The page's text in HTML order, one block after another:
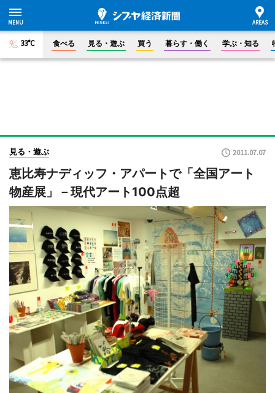
33°C 食べる 見る・遊ぶ 買う 暮らす・働く 学ぶ・知る
見る・遊ぶ 2011.07.07
恵比寿ナディッフ・アパートで「全国アート
物産展」－現代アート100点超